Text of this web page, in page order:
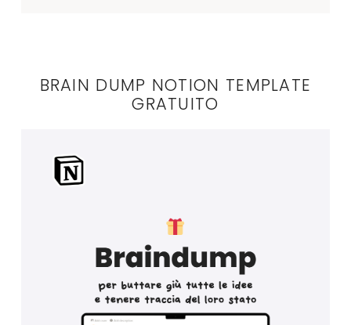
BRAIN DUMP NOTION TEMPLATE
GRATUITO